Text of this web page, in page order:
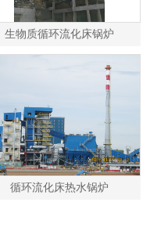
生物质循环流化床锅炉
循环流化床热水锅炉